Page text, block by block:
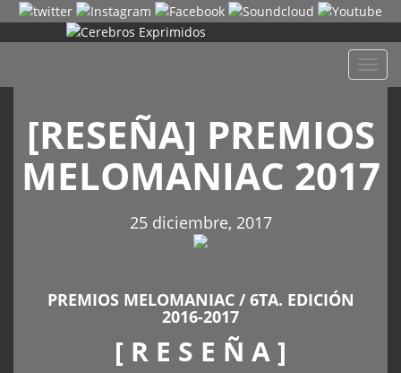
[RESEÑA] PREMIOS
MELOMANIAC 2017
25 diciembre, 2017
PREMIOS MELOMANIAC / 6TA. EDICIÓN
2016-2017
[ R E S E Ñ A ]